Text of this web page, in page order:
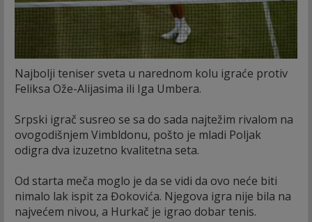
Najbolji teniser sveta u narednom kolu igraće protiv
Feliksa Ože-Alijasima ili Iga Umbera.
Srpski igrač susreo se sa do sada najtežim rivalom na
ovogodišnjem Vimbldonu, pošto je mladi Poljak
odigra dva izuzetno kvalitetna seta.
Od starta meča moglo je da se vidi da ovo neće biti
nimalo lak ispit za Đokovića. Njegova igra nije bila na
najvećem nivou, a Hurkač je igrao dobar tenis.